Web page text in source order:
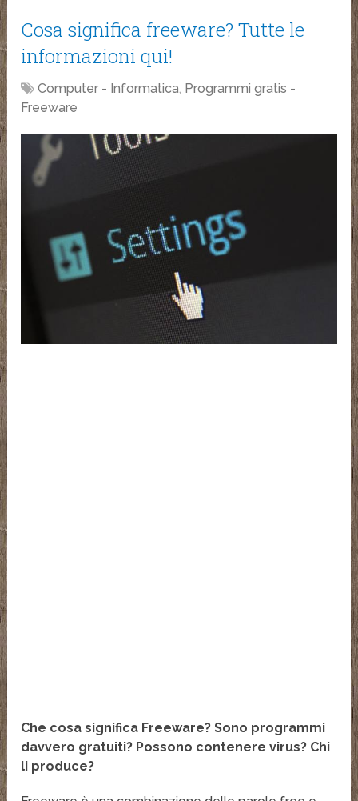
Cosa significa freeware? Tutte le
informazioni qui!
Computer - Informatica, Programmi gratis -
Freeware
Che cosa significa Freeware? Sono programmi
davvero gratuiti? Possono contenere virus? Chi
li produce?